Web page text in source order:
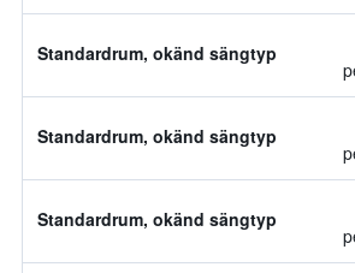
Standardrum, okänd sängtyp
Standardrum, okänd sängtyp
Standardrum, okänd sängtyp